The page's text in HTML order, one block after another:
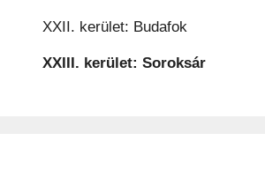
XXII. kerület: Budafok
XXIII. kerület: Soroksár